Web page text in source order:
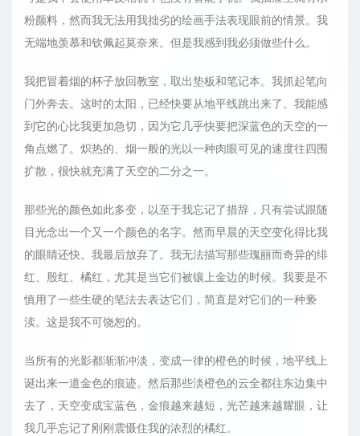
粉颜料，然而我无法用我拙劣的绘画手法表现眼前的情景。我
无端地羡慕和钦佩起莫奈来。但是我感到我必须做些什么。
我把冒着烟的杯子放回教室，取出垫板和笔记本。我抓起笔向
门外奔去。这时的太阳，已经快要从地平线跳出来了。我能感
到它的心比我更加急切，因为它几乎快要把深蓝色的天空的一
角点燃了。炽热的、烟一般的光以一种肉眼可见的速度往四围
扩散，很快就充满了天空的二分之一。
那些光的颜色如此多变，以至于我忘记了措辞，只有尝试跟随
目光念出一个又一个颜色的名字。然而早晨的天空变化得比我
的眼睛还快。我最后放弃了。我无法描写那些瑰丽而奇异的绯
红、殷红、橘红，尤其是当它们被镶上金边的时候。我要是不
慎用了一些生硬的笔法去表达它们，简直是对它们的一种亵
渎。这是我不可饶恕的。
当所有的光影都渐渐冲淡，变成一律的橙色的时候，地平线上
诞出来一道金色的痕迹。然后那些淡橙色的云全都往东边集中
去了，天空变成宝蓝色，金痕越来越短，光芒越来越耀眼，让
我几乎忘记了刚刚震慑住我的浓烈的橘红。